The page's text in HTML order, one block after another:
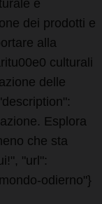
e
dei prodotti e
alla
culturali
delle
Esplora
che sta
"url":
odierno"}